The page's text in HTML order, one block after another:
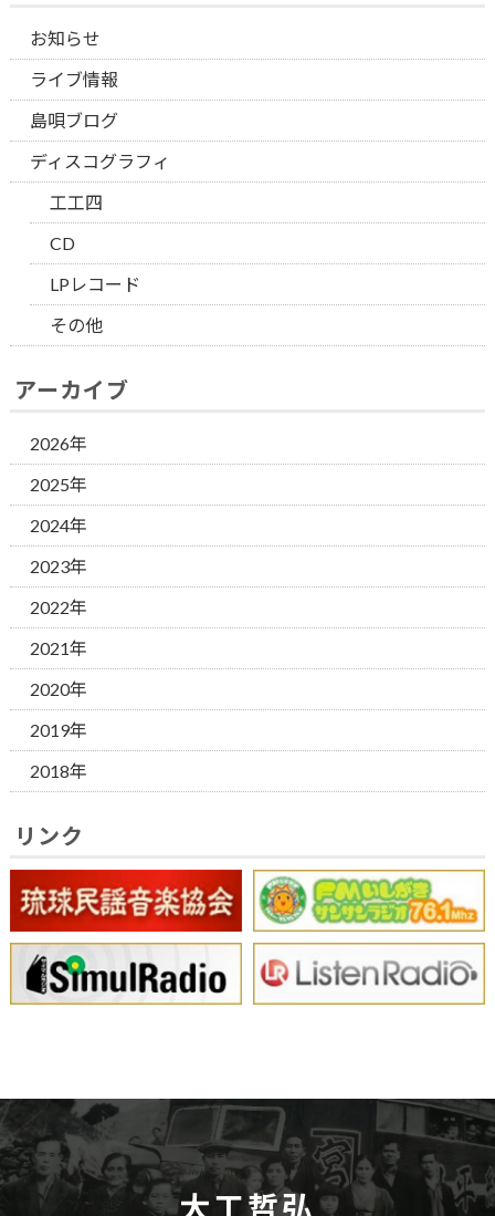
お知らせ
ライブ情報
島唄ブログ
ディスコグラフィ
工工四
CD
LPレコード
その他
アーカイブ
2026年
2025年
2024年
2023年
2022年
2021年
2020年
2019年
2018年
リンク
大工哲弘